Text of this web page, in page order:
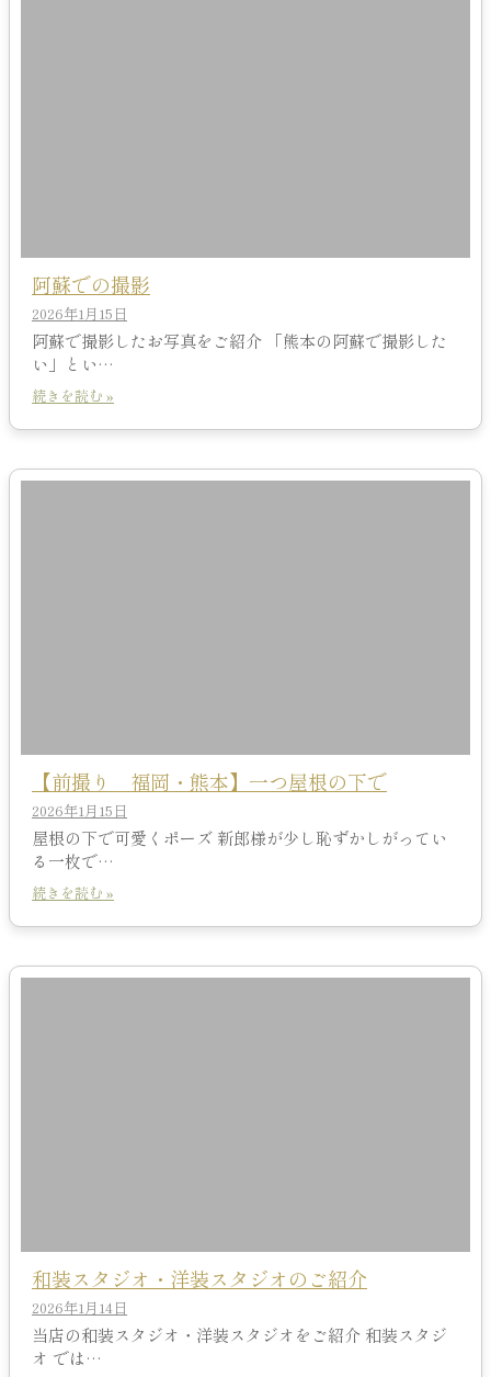
阿蘇での撮影
2026年1月15日
阿蘇で撮影したお写真をご紹介 「熊本の阿蘇で撮影した
い」とい…
続きを読む »
【前撮り 福岡・熊本】一つ屋根の下で
2026年1月15日
屋根の下で可愛くポーズ 新郎様が少し恥ずかしがってい
る一枚で…
続きを読む »
和装スタジオ・洋装スタジオのご紹介
2026年1月14日
当店の和装スタジオ・洋装スタジオをご紹介 和装スタジ
オ では…